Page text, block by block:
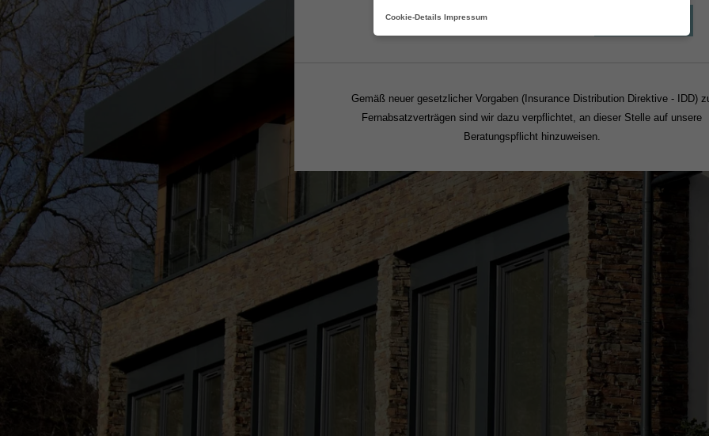
Gemäß neuer gesetzlicher Vorgaben (Insurance Distribution Direktive - IDD)
Fernabsatzverträgen sind wir dazu verpflichtet, an dieser Stelle auf unsere
Beratungspflicht hinzuweisen.
Cookie-Details Impressum